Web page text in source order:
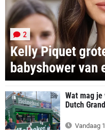
Kelly Piquet
babyshower van
2
Wat mag
Dutch
Vandaag